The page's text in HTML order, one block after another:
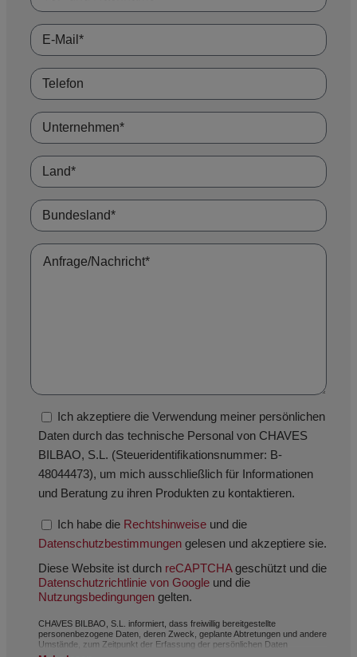
Ich akzeptiere die Verwendung meiner persönlichen
Daten durch das technische Personal von CHAVES
BILBAO, S.L. (Steueridentifikationsnummer: B-
48044473), um mich ausschließlich für Informationen
und Beratung zu ihren Produkten zu kontaktieren.
Ich habe die Rechtshinweise und die
Datenschutzbestimmungen gelesen und akzeptiere sie.
Diese Website ist durch reCAPTCHAgeschützt und die
Datenschutzrichtlinie von Google und die
Nutzungsbedingungen gelten.
CHAVES BILBAO, S.L. informiert, dass freiwillig bereitgestellte
personenbezogene Daten, deren Zweck, geplante Abtretungen und andere
Umstände, zum Zeitpunkt der Erfassung der persönlichen Daten
angegeben werden, wobei der Zweck je nach Fall einer der folgenden sein